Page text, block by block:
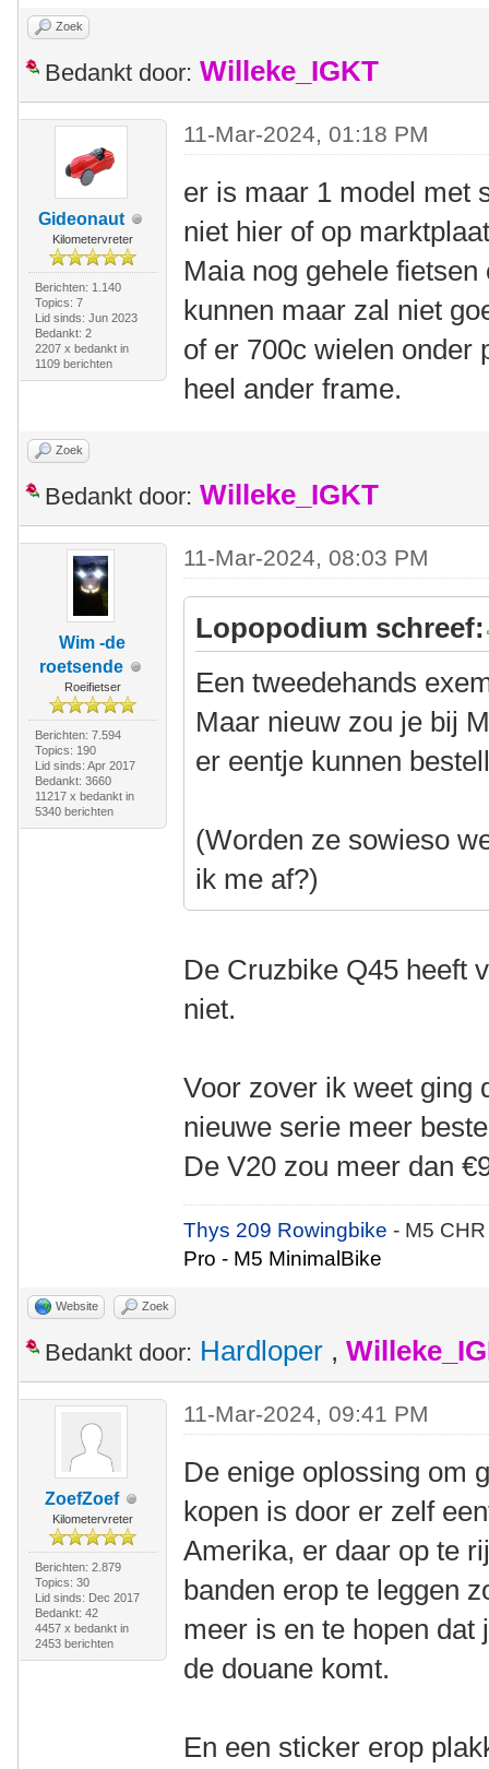
Zoek
Bedankt door: Willeke_IGKT
Gideonaut
Kilometervreter
Berichten: 1.140
Topics: 7
Lid sinds: Jun 2023
Bedankt: 2
2207 x bedankt in
1109 berichten
11-Mar-2024, 01:18 PM
er is maar 1 model met
niet hier of op
Maia nog gehele
kunnen maar zal niet
of er 700c wielen onder
heel ander frame.
Zoek
Bedankt door: Willeke_IGKT
Wim -de
roetsende
Roeifietser
Berichten: 7.594
Topics: 190
Lid sinds: Apr 2017
Bedankt: 3660
11217 x bedankt in
5340 berichten
11-Mar-2024, 08:03 PM
Lopopodium schreef:
Een tweedehands
Maar nieuw zou je bij
er eentje kunnen
(Worden ze sowieso
ik me af?)
De Cruzbike Q45 heeft
niet.
Voor zover ik weet ging
nieuwe serie meer
De V20 zou meer dan
Thys 209 Rowingbike- M5
Pro - M5 MinimalBike
Website Zoek
Bedankt door: Hardloper ,
ZoefZoef
Kilometervreter
Berichten: 2.879
Topics: 30
Lid sinds: Dec 2017
Bedankt: 42
4457 x bedankt in
2453 berichten
11-Mar-2024, 09:41 PM
De enige oplossing om
kopen is door er zelf
Amerika, er daar op te
banden erop te leggen
meer is en te hopen dat
de douane komt.
En een sticker erop